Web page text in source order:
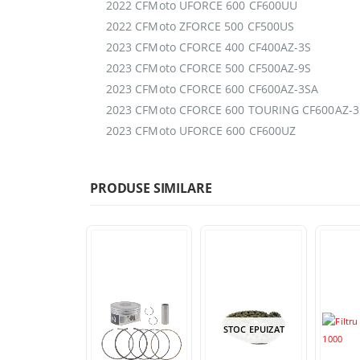
2022 CFMoto UFORCE 600 CF600UU
2022 CFMoto ZFORCE 500 CF500US
2023 CFMoto CFORCE 400 CF400AZ-3S
2023 CFMoto CFORCE 500 CF500AZ-9S
2023 CFMoto CFORCE 600 CF600AZ-3SA
2023 CFMoto CFORCE 600 TOURING CF600AZ-
2023 CFMoto UFORCE 600 CF600UZ
PRODUSE SIMILARE
STOC EPUIZAT